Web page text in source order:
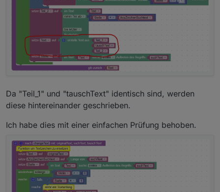
Da "Teil_1" und "tauschText" identisch sind, werden
diese hintereinander geschrieben.
Ich habe dies mit einer einfachen Prüfung behoben.